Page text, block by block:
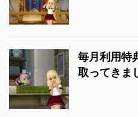
毎月利用特
取ってきま